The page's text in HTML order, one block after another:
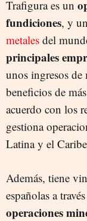
Trafigura es un
fundiciones, y
metales del
principales
unos ingresos
beneficios de
acuerdo con los
gestiona
Latina y el
Además, tiene
españolas a
operaciones